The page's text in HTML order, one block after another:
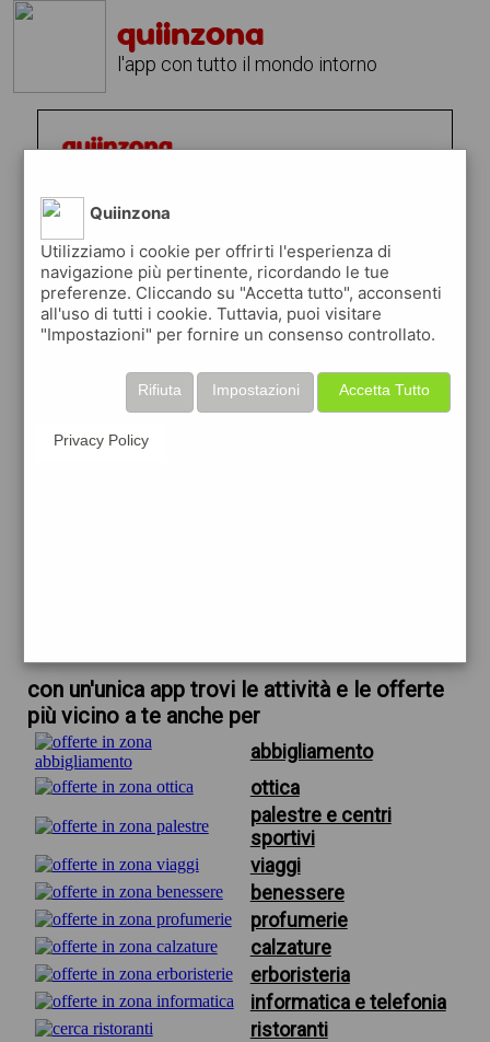
quiinzona
l'app con tutto il mondo intorno
con un'unica app trovi le attività e le offerte
più vicino a te anche per
abbigliamento
ottica
palestre e centri
sportivi
viaggi
benessere
profumerie
calzature
erboristeria
informatica e telefonia
ristoranti
Quiinzona
Utilizziamo i cookie per offrirti l'esperienza di
navigazione più pertinente, ricordando le tue
preferenze. Cliccando su "Accetta tutto", acconsenti
all'uso di tutti i cookie. Tuttavia, puoi visitare
"Impostazioni" per fornire un consenso controllato.
Accetta Tutto
Impostazioni
Rifiuta
Privacy Policy